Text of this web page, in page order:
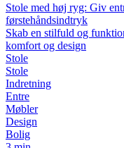
Stole med høj ryg: Giv
førstehåndsindtryk
Skab en stilfuld og
komfort og design
Stole
Stole
Indretning
Entre
Møbler
Design
Bolig